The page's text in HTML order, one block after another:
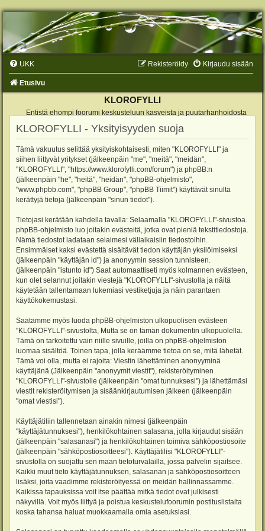
UKK Kirjaudu sisään
Rekisteröidy
Etusivu
KLOROFYLLI
Entistä ehompi foorumi keskusteluun kasveista ja puutarhanhoidosta
KLOROFYLLI - Yksityisyyden suoja
Tämä vakuutus selittää yksityiskohtaisesti, miten "KLOROFYLLI" ja
siihen liittyvät yritykset (jälkeenpäin "me", "meitä", "meidän",
"KLOROFYLLI", "https://www.klorofylli.com/forum") ja phpBB:n
(jälkeenpäin "he", "heitä", "heidän", "phpBB-ohjelmisto",
"www.phpbb.com", "phpBB Group", "phpBB Tiimit") käyttävät sinulta
kerättyjä tietoja (jälkeenpäin "sinun tiedot").
Tietojasi kerätään kahdella tavalla: Selaamalla "KLOROFYLLI"-sivustoa.
phpBB-ohjelmisto luo joitakin evästeitä, jotka ovat pieniä tekstitiedostoja.
Nämä tiedostot ladataan selaimesi väliaikaisiin tiedostoihin.
Ensimmäiset kaksi evästettä sisältävät tiedon käyttäjän yksilöimiseksi
(jälkeenpäin "käyttäjän id") ja anonyymin session tunnisteen.
(jälkeenpäin "istunto id") Saat automaattiseti myös kolmannen evästeen,
kun olet selannut joitakin viestejä "KLOROFYLLI"-sivustolla ja näitä
käytetään tallentamaan lukemiasi vestiketjuja ja näin parantaen
käyttökokemustasi.
Saatamme myös luoda phpBB-ohjelmiston ulkopuolisen evästeen
"KLOROFYLLI"-sivustolta, Mutta se on tämän dokumentin ulkopuolella.
Tämä on tarkoitettu vain niille sivuille, joilla on phpBB-ohjelmiston
luomaa sisältöä. Toinen tapa, jolla keräämme tietoa on se, mitä lähetät.
Tämä voi olla, mutta ei rajoita: Viestin lähettäminen anonyyminä
käyttäjänä (Jälkeenpäin "anonyymit viestit"), rekisteröityminen
"KLOROFYLLI"-sivustolle (jälkeenpäin "omat tunnuksesi") ja lähettämäsi
viestit rekisteröitymisen ja sisäänkirjautumisen jälkeen (jälkeenpäin
"omat viestisi").
Käyttäjätiliin tallennetaan ainakin nimesi (jälkeenpäin
"käyttäjätunnuksesi"), henkilökohtainen salasana, jolla kirjaudut sisään
(jälkeenpäin "salasanasi") ja henkilökohtainen toimiva sähköpostiosoite
(jälkeenpäin "sähköpostiosoitteesi"). Käyttäjätilisi "KLOROFYLLI"-
sivustolla on suojattu sen maan tietoturvalailla, jossa palvelin sijaitsee.
Kaikki muut tieto käyttäjätunnuksen, salasanan ja sähköpostiosoitteen
lisäksi, joita vaadimme rekisteröityessä on meidän hallinnassamme.
Kaikissa tapauksissa voit itse päättää mitkä tiedot ovat julkisesti
näkyvillä. Voit myös liittyä ja poistua keskustelufoorumin postituslistalta
koska tahansa haluat muokkaamalla omia asetuksiasi.